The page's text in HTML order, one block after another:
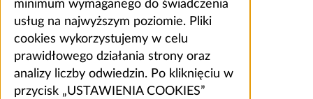
minimum wymaganego do świadczenia
usług na najwyższym poziomie. Pliki
cookies wykorzystujemy w celu
prawidłowego działania strony oraz
analizy liczby odwiedzin. Po kliknięciu w
przycisk „USTAWIENIA COOKIES”